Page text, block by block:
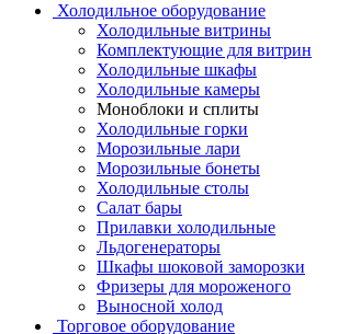
Холодильное оборудование
Холодильные витрины
Комплектующие для витрин
Холодильные шкафы
Холодильные камеры
Моноблоки и сплиты
Холодильные горки
Морозильные лари
Морозильные бонеты
Холодильные столы
Салат бары
Прилавки холодильные
Льдогенераторы
Шкафы шоковой заморозки
Фризеры для мороженого
Выносной холод
Торговое оборудование